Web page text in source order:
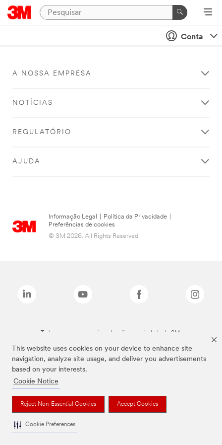
This website uses cookies on your device to enhance site
navigation, analyze site usage, and deliver you advertisements
based on your interests.
Cookie Notice
Reject Non-Essential Cookies Accept Cookies
Cookie Preferences
Conta
A NOSSA EMPRESA
NOTÍCIAS
REGULATÓRIO
AJUDA
Informação Legal Política da Privacidade
Preferências de cookies
© 3M 2026. All Rights Reserved.
Todas as marcas mencionadas são propriedade da 3M.